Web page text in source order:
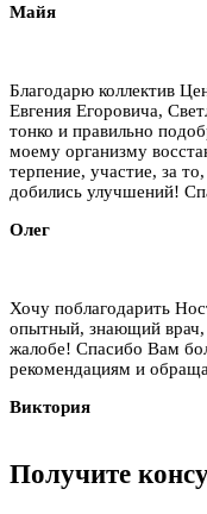
Майя
Благодарю коллектив
Евгения Егоровича,
тонко и правильно
моему организму
терпение, участие, за
добились улучшений!
Олег
Хочу поблагодарить
опытный, знающий врач,
жалобе! Спасибо Вам
рекомендациям и
Виктория
Получите